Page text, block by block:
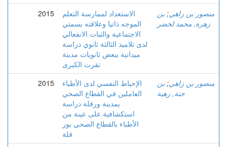
2015
الاستعداد لممارسة التعلم
الموجه ذاتيا وعلاقته بسمتي
الاجتماعية والثبات الانفعالي
لدى تلاميذ الثالثة ثانوي دراسة
ميدانية ببعض ثانويات مدينة
تقرت الكبرى
منصور بن زاهي; بن
زهرة, محمد لخضر
2015
الإحباط النفسي لدى الأطباء
العاملين في القطاع الصحي
بمدينة ورقلة دراسة
استكشافية على عينة من
الأطباء بالقطاع الصحي بور
قلة
منصور بن زاهي; بن
حنة, زهية